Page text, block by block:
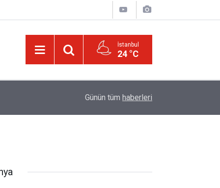
İstanbul
24 °C
Kâinattan risalet-i Muhammediyenin (a.s.m.)
Günün tüm haberleri